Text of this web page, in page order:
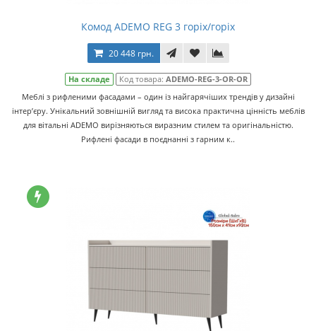
Комод ADEMO REG 3 горіх/горіх
20 448 грн.
На складе Код товара: ADEMO-REG-3-OR-OR
Меблі з рифленими фасадами – один із найгарячіших трендів у дизайні
інтер’єру. Унікальний зовнішній вигляд та висока практична цінність меблів
для вітальні ADEMO вирізняються виразним стилем та оригінальністю.
Рифлені фасади в поєднанні з гарним к..